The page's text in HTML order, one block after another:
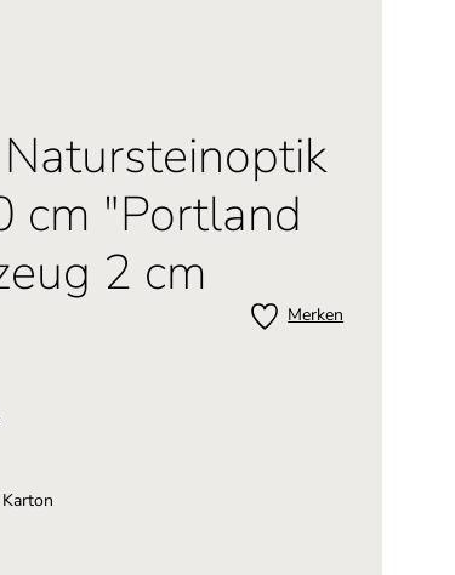
cm "Portland
2 cm
Merken